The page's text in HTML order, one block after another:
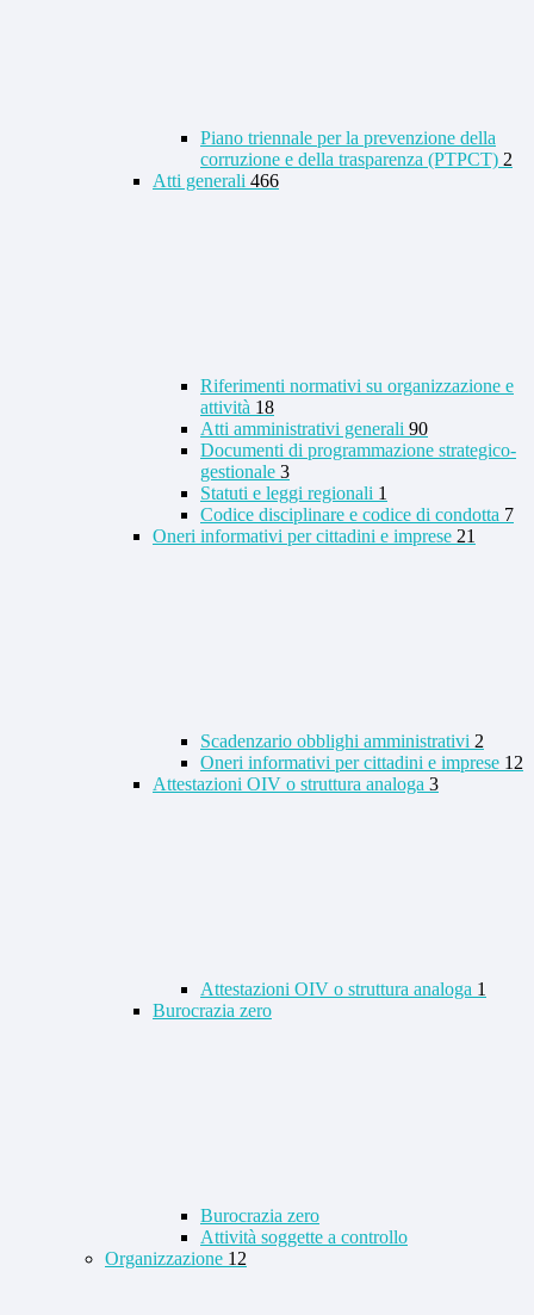
Piano triennale per la prevenzione della
corruzione e della trasparenza (PTPCT) 2
Atti generali 466
Riferimenti normativi su organizzazione e
attività 18
Atti amministrativi generali 90
Documenti di programmazione strategico-
gestionale 3
Statuti e leggi regionali 1
Codice disciplinare e codice di condotta 7
Oneri informativi per cittadini e imprese 21
Scadenzario obblighi amministrativi 2
Oneri informativi per cittadini e imprese 12
Attestazioni OIV o struttura analoga 3
Attestazioni OIV o struttura analoga 1
Burocrazia zero
Burocrazia zero
Attività soggette a controllo
Organizzazione 12